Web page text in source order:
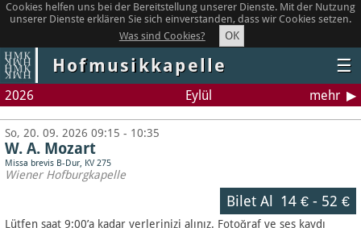
Cookies helfen uns bei der Bereitstellung unserer Dienste. Mit der Nutzung
unserer Dienste erklären Sie sich einverstanden, dass wir Cookies setzen.
Was sind Cookies?
OK
Hofmusikkapelle ☰
2026 Eylül mehr
So, 20. 09. 2026 09:15 - 10:35
W. A. Mozart
Missa brevis B-Dur, KV 275
Wiener Hofburgkapelle
Bilet Al 14 €- 52 €
Lütfen saat 9:00’a kadar yerlerinizi alınız. Fotoğraf ve ses kaydı